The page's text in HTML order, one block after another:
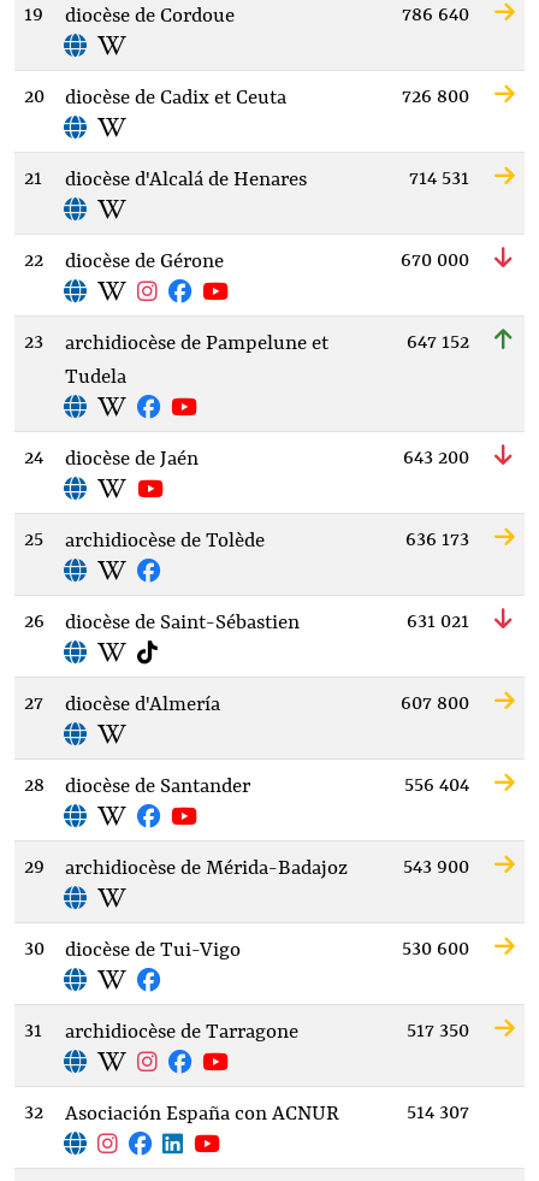
19 diocèse de Cordoue 786 640
20 diocèse de Cadix et Ceuta 726 800
21 diocèse d'Alcalá de Henares 714 531
22 diocèse de Gérone 670 000
23
archidiocèse de Pampelune et
Tudela
647 152
24 diocèse de Jaén 643 200
25 archidiocèse de Tolède 636 173
26 diocèse de Saint-Sébastien 631 021
27 diocèse d'Almería 607 800
28 diocèse de Santander 556 404
29 archidiocèse de Mérida-Badajoz 543 900
30 diocèse de Tui-Vigo 530 600
31 archidiocèse de Tarragone 517 350
32 Asociación España con ACNUR 514 307